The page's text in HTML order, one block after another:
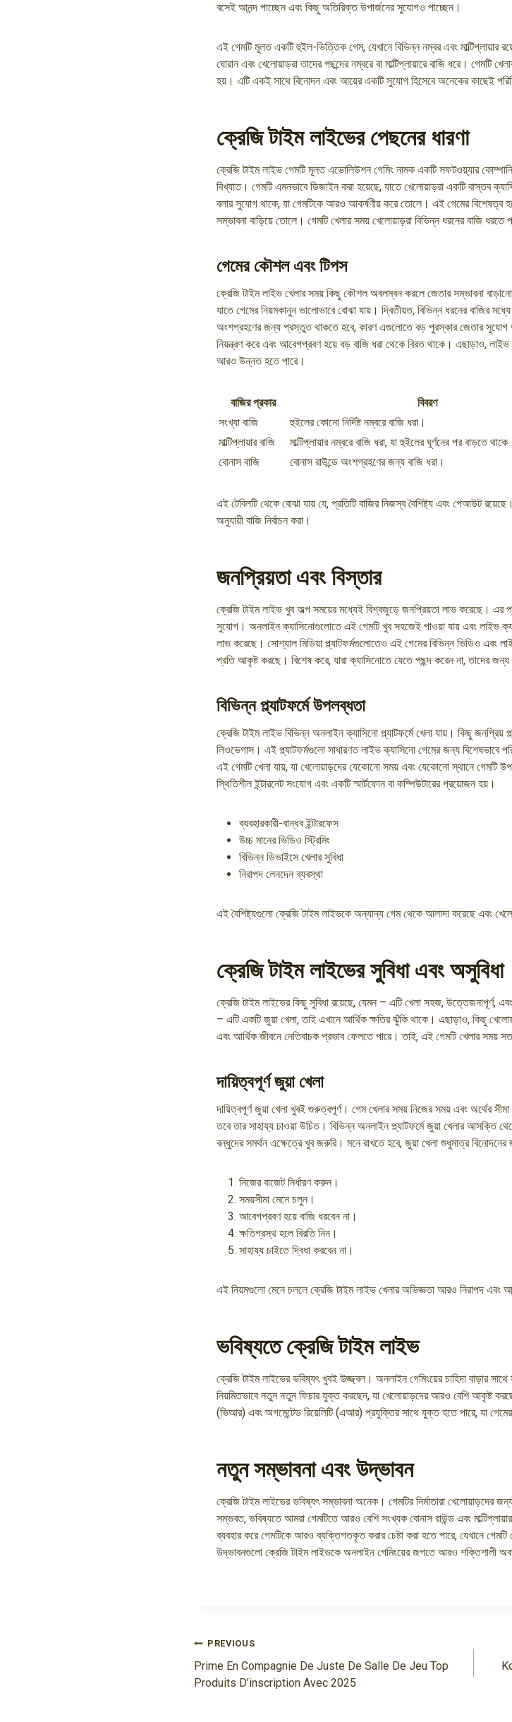
বসেই আনন্দ পাচ্ছেন এবং কিছু অতিরিক্ত উপার্জনের সুযোগও পাচ্ছেন।
এই গেমটি মূলত একটি হুইল-ভিত্তিক গেম, যেখানে বিভিন্ন নম্বর এবং
ঘোরান এবং খেলোয়াড়রা তাদের পছন্দের নম্বরে বা মাল্টিপ্লায়ারে বাজি ধরে। গেমটি
হয়। এটি একই সাথে বিনোদন এবং আয়ের একটি সুযোগ হিসেবে অনেকের কাছেই
ক্রেজি টাইম লাইভের পেছনের ধারণা
ক্রেজি টাইম লাইভ গেমটি মূলত এভোলিউশন গেমিং নামক একটি সফটওয়্যার
বিখ্যাত। গেমটি এমনভাবে ডিজাইন করা হয়েছে, যাতে খেলোয়াড়রা একটি বাস্তব
বলার সুযোগ থাকে, যা গেমটিকে আরও আকর্ষণীয় করে তোলে। এই গেমের বিশেষত্ব
সম্ভাবনা বাড়িয়ে তোলে। গেমটি খেলার সময় খেলোয়াড়রা বিভিন্ন ধরনের বাজি ধরতে
গেমের কৌশল এবং টিপস
ক্রেজি টাইম লাইভ খেলার সময় কিছু কৌশল অবলম্বন করলে জেতার সম্ভাবনা
যাতে গেমের নিয়মকানুন ভালোভাবে বোঝা যায়। দ্বিতীয়ত, বিভিন্ন ধরনের বাজির
অংশগ্রহণের জন্য প্রস্তুত থাকতে হবে, কারণ এগুলোতে বড় পুরস্কার জেতার সুযোগ
নিয়ন্ত্রণ করে এবং আবেগপ্রবণ হয়ে বড় বাজি ধরা থেকে বিরত থাকে। এছাড়াও, লাইভ
আরও উন্নত হতে পারে।
বাজির প্রকার বিবরণ
সংখ্যা বাজি
হুইলের কোনো নির্দিষ্ট নম্বরে বাজি ধরা।
মাল্টিপ্লায়ার বাজি
মাল্টিপ্লায়ার নম্বরে বাজি ধরা, যা হুইলের ঘূর্ণনের পর বাড়তে থাকে।
বোনাস বাজি
বোনাস রাউন্ডে অংশগ্রহণের জন্য বাজি ধরা।
এই টেবিলটি থেকে বোঝা যায় যে, প্রতিটি বাজির নিজস্ব বৈশিষ্ট্য এবং পেআউট
অনুযায়ী বাজি নির্বাচন করা।
জনপ্রিয়তা এবং বিস্তার
ক্রেজি টাইম লাইভ খুব অল্প সময়ের মধ্যেই বিশ্বজুড়ে জনপ্রিয়তা লাভ করেছে। এর
সুযোগ। অনলাইন ক্যাসিনোগুলোতে এই গেমটি খুব সহজেই পাওয়া যায় এবং লাইভ
লাভ করেছে। সোশ্যাল মিডিয়া প্ল্যাটফর্মগুলোতেও এই গেমের বিভিন্ন ভিডিও এবং
প্রতি আকৃষ্ট করছে। বিশেষ করে, যারা ক্যাসিনোতে যেতে পছন্দ করেন না, তাদের
বিভিন্ন প্ল্যাটফর্মে উপলব্ধতা
ক্রেজি টাইম লাইভ বিভিন্ন অনলাইন ক্যাসিনো প্ল্যাটফর্মে খেলা যায়। কিছু জনপ্রিয়
লিওভেগাস। এই প্ল্যাটফর্মগুলো সাধারণত লাইভ ক্যাসিনো গেমের জন্য বিশেষভাবে
এই গেমটি খেলা যায়, যা খেলোয়াড়দের যেকোনো সময় এবং যেকোনো স্থানে গেমটি
স্থিতিশীল ইন্টারনেট সংযোগ এবং একটি স্মার্টফোন বা কম্পিউটারের প্রয়োজন হয়।
ব্যবহারকারী-বান্ধব ইন্টারফেস
উচ্চ মানের ভিডিও স্ট্রিমিং
বিভিন্ন ডিভাইসে খেলার সুবিধা
নিরাপদ লেনদেন ব্যবস্থা
এই বৈশিষ্ট্যগুলো ক্রেজি টাইম লাইভকে অন্যান্য গেম থেকে আলাদা করেছে এবং
ক্রেজি টাইম লাইভের সুবিধা এবং অসুবিধা
ক্রেজি টাইম লাইভের কিছু সুবিধা রয়েছে, যেমন – এটি খেলা সহজ, উত্তেজনাপূর্ণ,
– এটি একটি জুয়া খেলা, তাই এখানে আর্থিক ক্ষতির ঝুঁকি থাকে। এছাড়াও, কিছু
এবং আর্থিক জীবনে নেতিবাচক প্রভাব ফেলতে পারে। তাই, এই গেমটি খেলার সময়
দায়িত্বপূর্ণ জুয়া খেলা
দায়িত্বপূর্ণ জুয়া খেলা খুবই গুরুত্বপূর্ণ। গেম খেলার সময় নিজের সময় এবং অর্থের
তবে তার সাহায্য চাওয়া উচিত। বিভিন্ন অনলাইন প্ল্যাটফর্মে জুয়া খেলার আসক্তি
বন্ধুদের সমর্থন এক্ষেত্রে খুব জরুরি। মনে রাখতে হবে, জুয়া খেলা শুধুমাত্র
নিজের বাজেট নির্ধারণ করুন।
সময়সীমা মেনে চলুন।
আবেগপ্রবণ হয়ে বাজি ধরবেন না।
ক্ষতিগ্রস্থ হলে বিরতি নিন।
সাহায্য চাইতে দ্বিধা করবেন না।
এই নিয়মগুলো মেনে চললে ক্রেজি টাইম লাইভ খেলার অভিজ্ঞতা আরও নিরাপদ এবং
ভবিষ্যতে ক্রেজি টাইম লাইভ
ক্রেজি টাইম লাইভের ভবিষ্যৎ খুবই উজ্জ্বল। অনলাইন গেমিংয়ের চাহিদা বাড়ার
নিয়মিতভাবে নতুন নতুন ফিচার যুক্ত করছেন, যা খেলোয়াড়দের আরও বেশি আকৃষ্ট
(ভিআর) এবং অগমেন্টেড রিয়েলিটি (এআর) প্রযুক্তির সাথে যুক্ত হতে পারে, যা
নতুন সম্ভাবনা এবং উদ্ভাবন
ক্রেজি টাইম লাইভের ভবিষ্যৎ সম্ভাবনা অনেক। গেমটির নির্মাতারা
সম্ভবত, ভবিষ্যতে আমরা গেমটিতে আরও বেশি সংখ্যক বোনাস রাউন্ড এবং
ব্যবহার করে গেমটিকে আরও ব্যক্তিগতকৃত করার চেষ্টা করা হতে পারে, যেখানে
উদ্ভাবনগুলো ক্রেজি টাইম লাইভকে অনলাইন গেমিংয়ের জগতে আরও শক্তিশালী
Navigasi
Pos
PREVIOUS
Prime En Compagnie De Juste De Salle De Jeu Top
Produits D’inscription Avec 2025